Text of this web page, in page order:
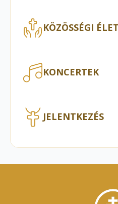
KÖZÖSSÉGI ÉLET
KONCERTEK
JELENTKEZÉS